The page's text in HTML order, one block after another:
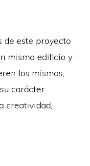
de este proyecto
mismo edificio y
los mismos,
carácter
creatividad,